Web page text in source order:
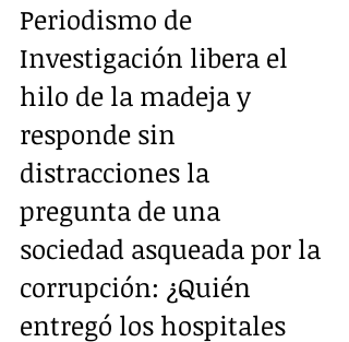
Periodismo de
Investigación libera el
hilo de la madeja y
responde sin
distracciones la
pregunta de una
sociedad asqueada por la
corrupción: ¿Quién
entregó los hospitales